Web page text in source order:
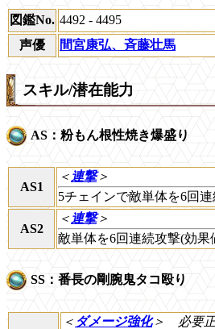
図鑑No. 4492 - 4495
声優
間宮康弘、斉藤壮馬
スキル/潜在能力
AS：粉もん根性焼き爆盛り
AS1
＜ 連撃＞
5チェインで敵単体を6回
AS2
＜ 連撃＞
敵単体を6回連続攻撃(効果
SS：番長の剛腕鬼タコ殴り
＜ ダメージ強化＞
必要